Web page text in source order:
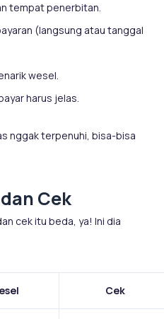
tempat penerbitan.
(langsung atau tanggal
wesel.
harus jelas.
nggak terpenuhi, bisa-bisa
Cek
cek itu beda, ya! Ini dia
Cek